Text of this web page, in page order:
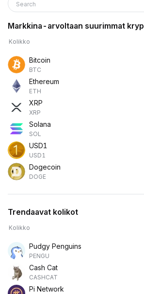
Search
Markkina-arvoltaan suurimmat
Kolikko
Bitcoin
BTC
Ethereum
ETH
XRP
XRP
Solana
SOL
USD1
USD1
Dogecoin
DOGE
Trendaavat kolikot
Kolikko
Pudgy Penguins
PENGU
Cash Cat
CASHCAT
Pi Network